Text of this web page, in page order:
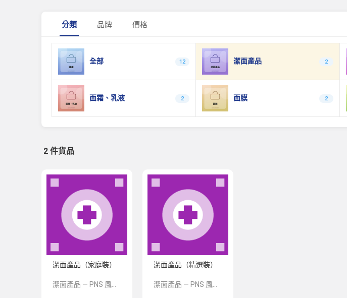
分類 品牌 價格
全部 12 潔面產品 2
面霜、乳液 2 面膜 2
2 件貨品
潔面產品（家庭裝） 潔面產品（精選裝）